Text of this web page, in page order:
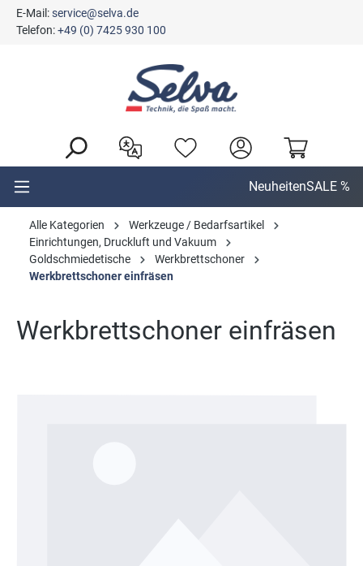
springen
E-Mail:service@selva.de
Telefon:+49 (0) 7425 930 100
NeuheitenSALE %
Alle Kategorien
Werkzeuge / Bedarfsartikel
Einrichtungen, Druckluft und Vakuum
Goldschmiedetische
Werkbrettschoner
Werkbrettschoner einfräsen
Werkbrettschoner einfräsen